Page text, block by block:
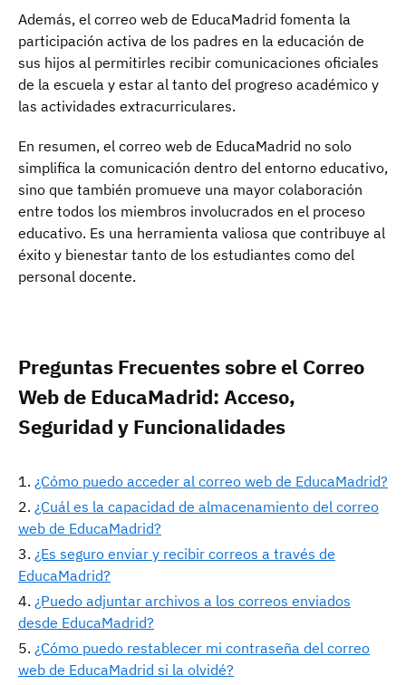
Además, el correo web de EducaMadrid fomenta la
participación activa de los padres en la educación de
sus hijos al permitirles recibir comunicaciones oficiales
de la escuela y estar al tanto del progreso académico y
las actividades extracurriculares.
En resumen, el correo web de EducaMadrid no solo
simplifica la comunicación dentro del entorno educativo,
sino que también promueve una mayor colaboración
entre todos los miembros involucrados en el proceso
educativo. Es una herramienta valiosa que contribuye al
éxito y bienestar tanto de los estudiantes como del
personal docente.
Preguntas Frecuentes sobre el Correo
Web de EducaMadrid: Acceso,
Seguridad y Funcionalidades
¿Cómo puedo acceder al correo web de EducaMadrid?
¿Cuál es la capacidad de almacenamiento del correo
web de EducaMadrid?
¿Es seguro enviar y recibir correos a través de
EducaMadrid?
¿Puedo adjuntar archivos a los correos enviados
desde EducaMadrid?
¿Cómo puedo restablecer mi contraseña del correo
web de EducaMadrid si la olvidé?